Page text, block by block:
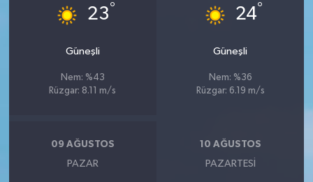
23°
Güneşli
Nem: %43
Rüzgar: 8.11 m/s
24°
Güneşli
Nem: %36
Rüzgar: 6.19 m/s
09 AĞUSTOS
PAZAR
10 AĞUSTOS
PAZARTESI